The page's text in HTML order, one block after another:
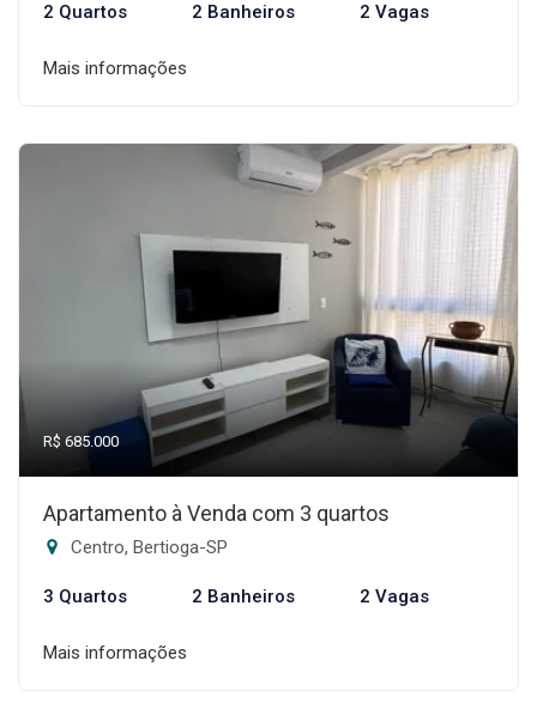
2 Quartos 2 Banheiros 2 Vagas
Mais informações
R$ 685.000
Apartamento à Venda com 3 quartos
Centro, Bertioga-SP
3 Quartos 2 Banheiros 2 Vagas
Mais informações